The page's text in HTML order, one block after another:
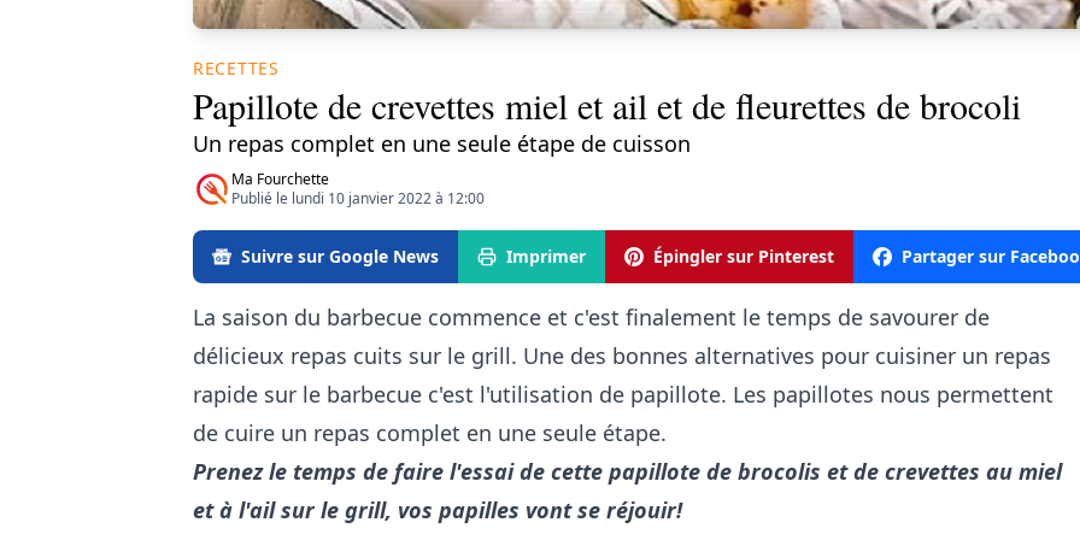
RECETTES
Papillote de crevettes miel et ail et de fleurettes de brocoli
Un repas complet en une seule étape de cuisson
Ma Fourchette
Publié le lundi 10 janvier 2022 à 12:00
Suivre sur Google News Imprimer Épingler sur Pinterest Partager sur
La saison du barbecue commence et c'est finalement le temps de savourer de
délicieux repas cuits sur le grill. Une des bonnes alternatives pour cuisiner un repas
rapide sur le barbecue c'est l'utilisation de papillote. Les papillotes nous permettent
de cuire un repas complet en une seule étape.
Prenez le temps de faire l'essai de cette papillote de brocolis et de crevettes au miel
et à l'ail sur le grill, vos papilles vont se réjouir!